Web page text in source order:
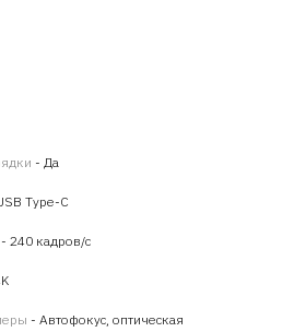
- Да
Type-C
- 240 кадров/ с
- Автофокус, оптическая